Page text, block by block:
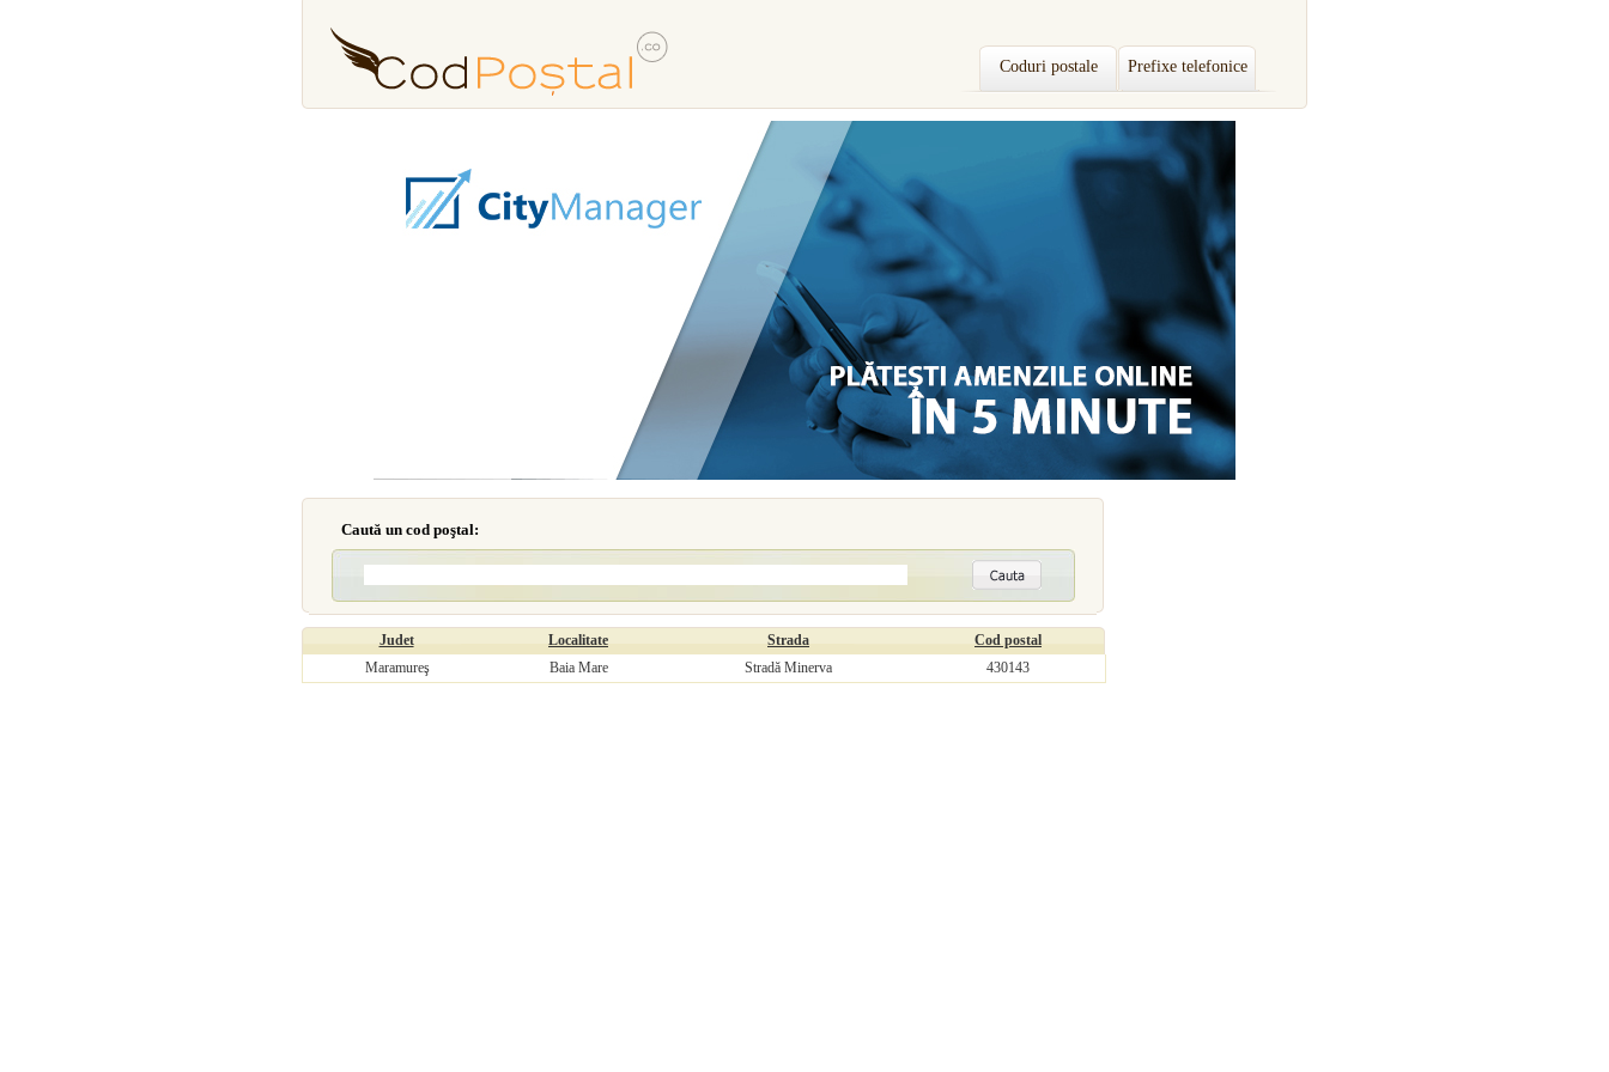
Coduri postale Prefixe telefonice
Caută un cod poştal:
Judet Localitate Strada
Cod postal
Maramureş
Baia Mare Stradă Minerva 430143